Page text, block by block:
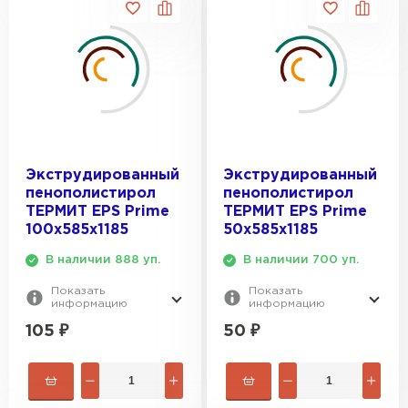
50x585x1185
100x585x1185
Экструдированный
пенополистирол
ТЕРМИТ EPS Prime
100х585х1185
В наличии 888 уп.
Показать
информацию
105 ₽
Экструдированный
пенополистирол
ТЕРМИТ EPS Prime
50х585х1185
В наличии 700 уп.
Показать
информацию
50 ₽
Утеплитель MasterPLEX
Утеплитель Белтеп
ПЕРЕЙТИ
Утеплитель Isover
Утеплитель Урса
Утеплитель Изовол
Утеплитель Paroc
Утеплитель Hotrock
Утеплитель Изомин